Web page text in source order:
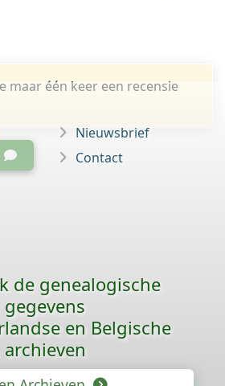
maar één keer een recensie
Nieuwsbrief
Contact
de genealogische
gegevens
en Belgische
archieven